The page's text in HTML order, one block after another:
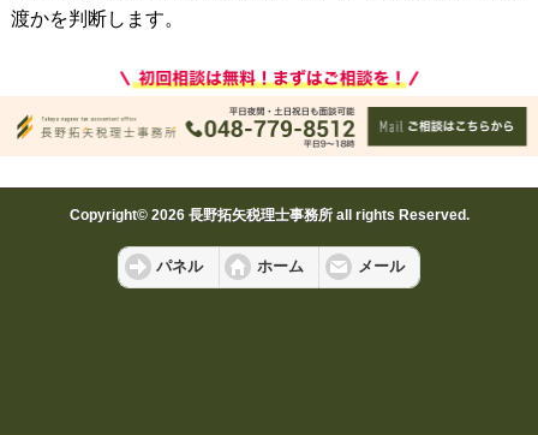
渡かを判断します。
Copyright© 2026 長野拓矢税理士事務所 all rights Reserved.
パネル ホーム メール